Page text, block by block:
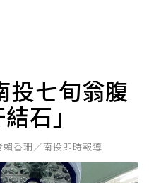
投七旬翁腹
石」
香珊／南投即時報導